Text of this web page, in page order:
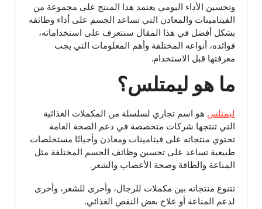
وتحسين الأداء اليومي يعتمد هذا المنتج على مجموعة من
الفيتامينات والمعادن التي تساعد الجسم على أداء وظائفه
بشكل أفضل في هذا المقال سنتعرف على استخداماته،
فوائده، أنواعه المختلفة وأهم المعلومات التي يجب
معرفتها قبل الاستخدام.
ما هو ليمتلس؟
ليمتلس هو اسم تجاري لسلسلة من المكملات الغذائية
التي تنتجها شركات متخصصة في دعم الصحة العامة
تحتوي منتجاته على فيتامينات ومعادن وأحيانًا مستخلصات
طبيعية تساعد على تحسين وظائف الجسم المختلفة مثل
المناعة والطاقة وصحة الأعصاب والشعر.
تتنوع منتجاته بين مكملات للرجال، وأخرى للشعر، وأخرى
لدعم المناعة أو علاج بعض النقص الغذائي.